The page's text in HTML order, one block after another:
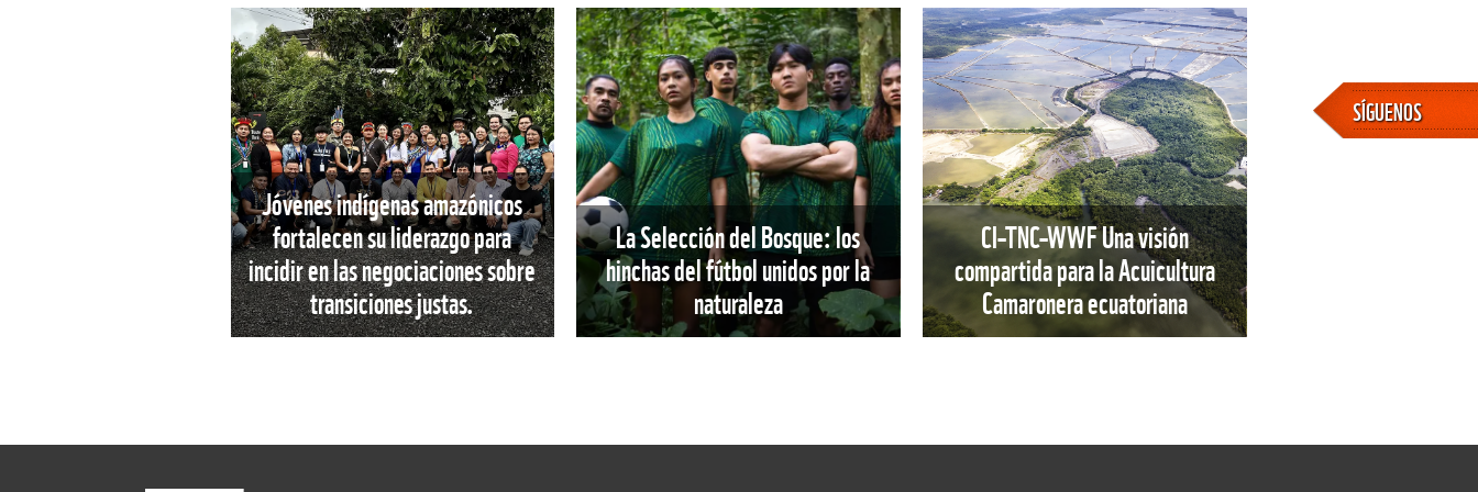
Jóvenes indígenas amazónicos
fortalecen su liderazgo para
incidir en las negociaciones sobre
transiciones justas.
La Selección del Bosque: los
hinchas del fútbol unidos por la
naturaleza
CI–TNC–WWF Una visión
compartida para la Acuicultura
Camaronera ecuatoriana
SÍGUENOS